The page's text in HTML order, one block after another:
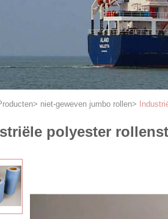
> niet-geweven jumbo rollen>
polyester